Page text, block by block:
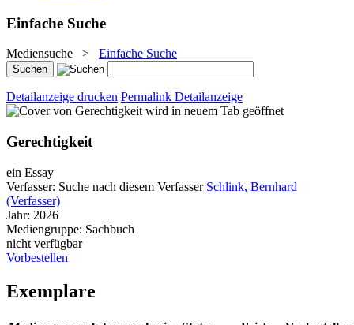
Einfache Suche
Mediensuche > Einfache Suche
Detailanzeige drucken Permalink Detailanzeige
wird in neuem Tab geöffnet
Gerechtigkeit
ein Essay
Verfasser: Suche nach diesem Verfasser Schlink, Bernhard
(Verfasser)
Jahr: 2026
Mediengruppe: Sachbuch
nicht verfügbar
Vorbestellen
Exemplare